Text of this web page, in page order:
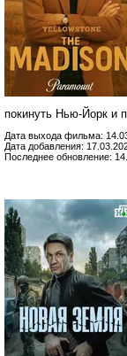
покинуть Нью-Йорк и
Дата выхода фильма:
Дата добавления:
Последнее обновление: